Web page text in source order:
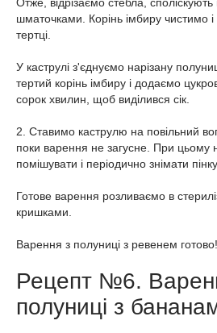
шматочками. Корінь імбиру чистимо
тертці.
У каструлі з'єднуємо нарізану
тертий корінь імбиру і додаємо
сорок хвилин, щоб виділився сік.
2. Ставимо каструлю на повільний
поки варення не загусне. При цьому
помішувати і періодично знімати пінку.
Готове варення розливаємо в
кришками.
Варення з полуниці з ревенем
Рецепт №6.
полуниці з